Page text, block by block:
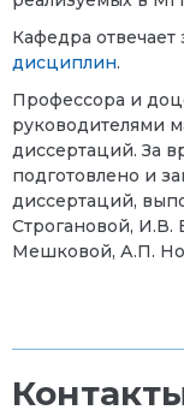
Кафедра
дисциплин.
Профессора и
руководителями
диссертаций. За
подготовлено и
диссертаций,
Строгановой, И.В.
Мешковой, А.П.